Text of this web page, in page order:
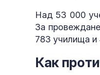
Над 53 000
За
783 училища и
Как